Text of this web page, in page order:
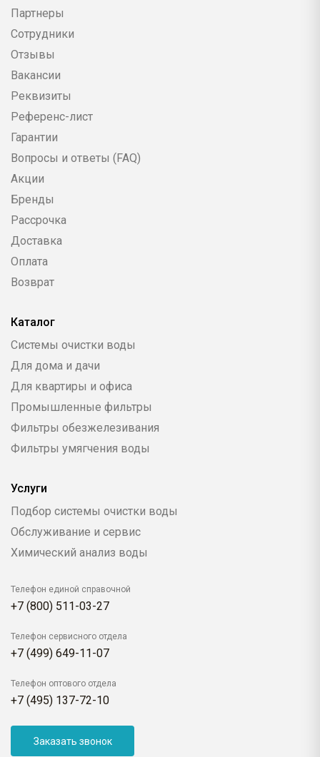
Партнеры
Сотрудники
Отзывы
Вакансии
Реквизиты
Референс-лист
Гарантии
Вопросы и ответы (FAQ)
Акции
Бренды
Рассрочка
Доставка
Оплата
Возврат
Каталог
Системы очистки воды
Для дома и дачи
Для квартиры и офиса
Промышленные фильтры
Фильтры обезжелезивания
Фильтры умягчения воды
Услуги
Подбор системы очистки воды
Обслуживание и сервис
Химический анализ воды
Телефон единой справочной
+7 (800) 511-03-27
Телефон сервисного отдела
+7 (499) 649-11-07
Телефон оптового отдела
+7 (495) 137-72-10
Заказать звонок